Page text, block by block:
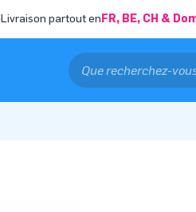
Livraison partout en FR, BE, CH &